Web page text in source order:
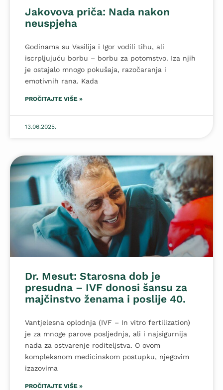
Jakovova priča: Nada nakon
neuspjeha
Godinama su Vasilija i Igor vodili tihu, ali
iscrpljujuću borbu – borbu za potomstvo. Iza njih
je ostajalo mnogo pokušaja, razočaranja i
emotivnih rana. Kada
PROČITAJTE VIŠE »
13.06.2025.
Dr. Mesut: Starosna dob je
presudna – IVF donosi šansu za
majčinstvo ženama i poslije 40.
Vantjelesna oplodnja (IVF – In vitro fertilization)
je za mnoge parove posljednja, ali i najsigurnija
nada za ostvarenje roditeljstva. O ovom
kompleksnom medicinskom postupku, njegovim
izazovima
PROČITAJTE VIŠE »